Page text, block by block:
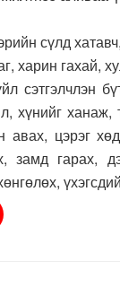
сүлд
харин гахай,
сэтгэлчлэн
хүнийг
цэрэг
замд гарах,